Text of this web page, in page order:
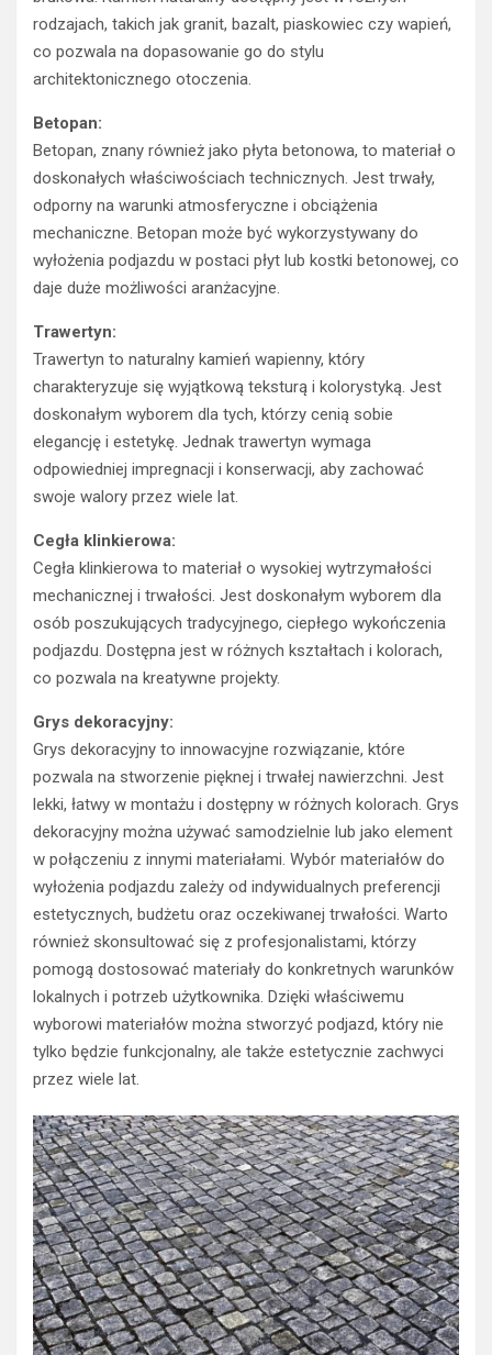
rodzajach, takich jak granit, bazalt, piaskowiec czy wapień,
co pozwala na dopasowanie go do stylu
architektonicznego otoczenia.
Betopan:
Betopan, znany również jako płyta betonowa, to materiał o
doskonałych właściwościach technicznych. Jest trwały,
odporny na warunki atmosferyczne i obciążenia
mechaniczne. Betopan może być wykorzystywany do
wyłożenia podjazdu w postaci płyt lub kostki betonowej, co
daje duże możliwości aranżacyjne.
Trawertyn:
Trawertyn to naturalny kamień wapienny, który
charakteryzuje się wyjątkową teksturą i kolorystyką. Jest
doskonałym wyborem dla tych, którzy cenią sobie
elegancję i estetykę. Jednak trawertyn wymaga
odpowiedniej impregnacji i konserwacji, aby zachować
swoje walory przez wiele lat.
Cegła klinkierowa:
Cegła klinkierowa to materiał o wysokiej wytrzymałości
mechanicznej i trwałości. Jest doskonałym wyborem dla
osób poszukujących tradycyjnego, ciepłego wykończenia
podjazdu. Dostępna jest w różnych kształtach i kolorach,
co pozwala na kreatywne projekty.
Grys dekoracyjny:
Grys dekoracyjny to innowacyjne rozwiązanie, które
pozwala na stworzenie pięknej i trwałej nawierzchni. Jest
lekki, łatwy w montażu i dostępny w różnych kolorach. Grys
dekoracyjny można używać samodzielnie lub jako element
w połączeniu z innymi materiałami. Wybór materiałów do
wyłożenia podjazdu zależy od indywidualnych preferencji
estetycznych, budżetu oraz oczekiwanej trwałości. Warto
również skonsultować się z profesjonalistami, którzy
pomogą dostosować materiały do konkretnych warunków
lokalnych i potrzeb użytkownika. Dzięki właściwemu
wyborowi materiałów można stworzyć podjazd, który nie
tylko będzie funkcjonalny, ale także estetycznie zachwyci
przez wiele lat.